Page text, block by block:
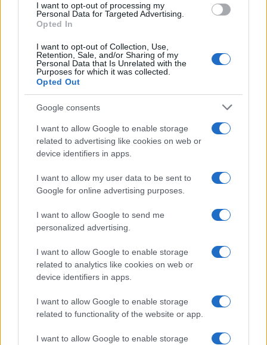
I want to opt-out of processing my
Personal Data for Targeted Advertising.
Opted In
I want to opt-out of Collection, Use,
Retention, Sale, and/or Sharing of my
Personal Data that Is Unrelated with the
Purposes for which it was collected.
Opted Out
Google consents
I want to allow Google to enable storage
related to advertising like cookies on web or
device identifiers in apps.
I want to allow my user data to be sent to
Google for online advertising purposes.
I want to allow Google to send me
personalized advertising.
I want to allow Google to enable storage
related to analytics like cookies on web or
device identifiers in apps.
I want to allow Google to enable storage
related to functionality of the website or app.
I want to allow Google to enable storage
Le nuove Havaianas Kitten Heel debuttano a
Copenhagen: un mix di comfort e stile